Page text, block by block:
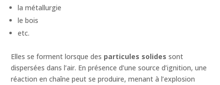
la métallurgie
le bois
etc.
Elles se forment lorsque des particules solides sont
dispersées dans l’air. En présence d’une source d’ignition, une
réaction en chaîne peut se produire, menant à l’explosion